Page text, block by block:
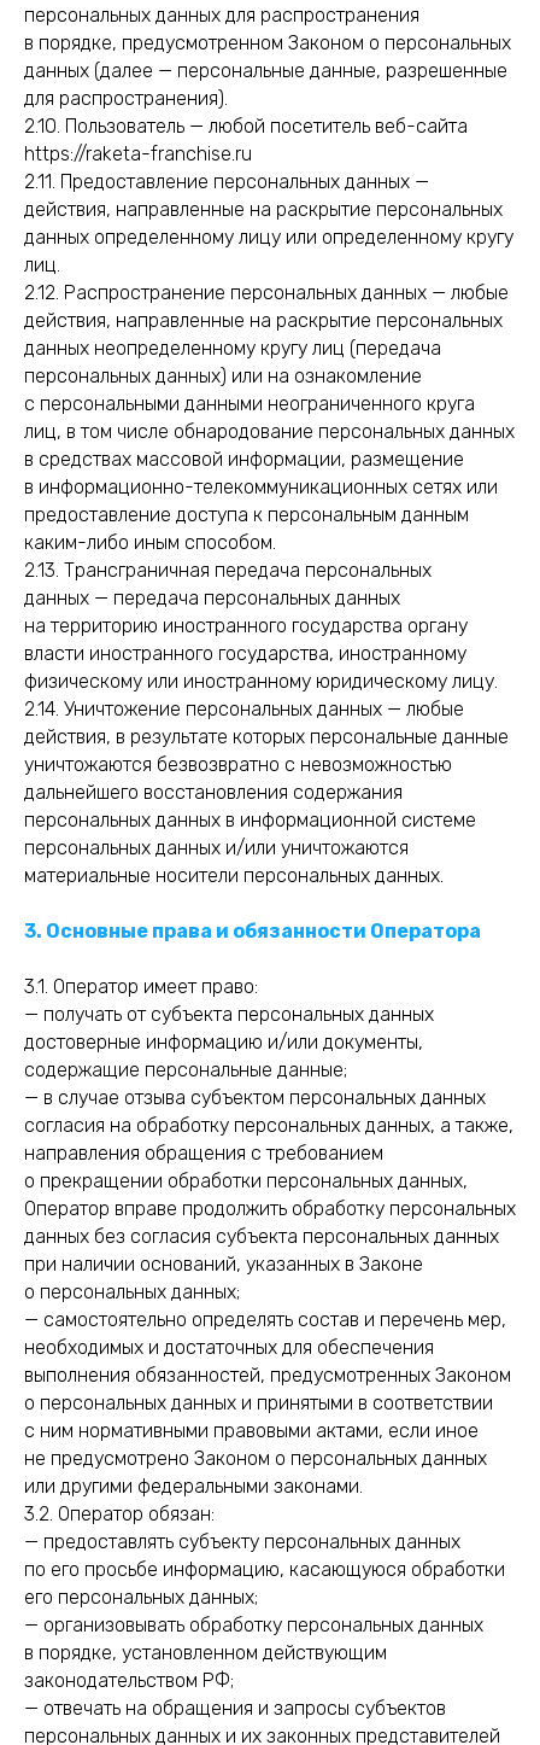
персональных данных для распространения
в порядке, предусмотренном Законом о персональных
данных (далее — персональные данные, разрешенные
для распространения).
2.10. Пользователь — любой посетитель веб-сайта
https://raketa-franchise.ru
2.11. Предоставление персональных данных —
действия, направленные на раскрытие персональных
данных определенному лицу или определенному кругу
лиц.
2.12. Распространение персональных данных — любые
действия, направленные на раскрытие персональных
данных неопределенному кругу лиц (передача
персональных данных) или на ознакомление
с персональными данными неограниченного круга
лиц, в том числе обнародование персональных данных
в средствах массовой информации, размещение
в информационно-телекоммуникационных сетях или
предоставление доступа к персональным данным
каким-либо иным способом.
2.13. Трансграничная передача персональных
данных — передача персональных данных
на территорию иностранного государства органу
власти иностранного государства, иностранному
физическому или иностранному юридическому лицу.
2.14. Уничтожение персональных данных — любые
действия, в результате которых персональные данные
уничтожаются безвозвратно с невозможностью
дальнейшего восстановления содержания
персональных данных в информационной системе
персональных данных и/или уничтожаются
материальные носители персональных данных.
3. Основные права и обязанности Оператора
3.1. Оператор имеет право:
— получать от субъекта персональных данных
достоверные информацию и/или документы,
содержащие персональные данные;
— в случае отзыва субъектом персональных данных
согласия на обработку персональных данных, а также,
направления обращения с требованием
о прекращении обработки персональных данных,
Оператор вправе продолжить обработку персональных
данных без согласия субъекта персональных данных
при наличии оснований, указанных в Законе
о персональных данных;
— самостоятельно определять состав и перечень мер,
необходимых и достаточных для обеспечения
выполнения обязанностей, предусмотренных Законом
о персональных данных и принятыми в соответствии
с ним нормативными правовыми актами, если иное
не предусмотрено Законом о персональных данных
или другими федеральными законами.
3.2. Оператор обязан:
— предоставлять субъекту персональных данных
по его просьбе информацию, касающуюся обработки
его персональных данных;
— организовывать обработку персональных данных
в порядке, установленном действующим
законодательством РФ;
— отвечать на обращения и запросы субъектов
персональных данных и их законных представителей